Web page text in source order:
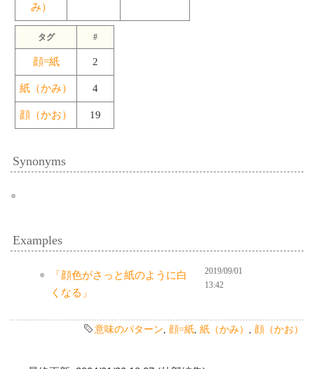
み）
タグ #
顔=紙 2
紙（かみ） 4
顔（かお） 19
Synonyms
Examples
「顔色がさっと紙のように白
くなる」
2019/09/01
13:42
意味のパターン 顔=紙 紙（かみ） 顔（かお）